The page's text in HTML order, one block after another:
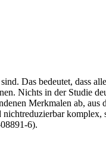
Das bedeutet, dass
Nichts in der Studie
Merkmalen ab, aus
komplex,
6).